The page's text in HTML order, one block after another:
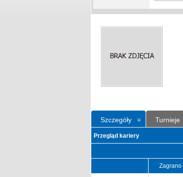
Szczegóły Turnieje
Przegląd kariery
Zagrano